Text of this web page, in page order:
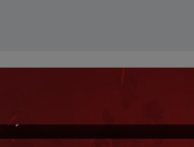
donio pobjedu (VIDEO)